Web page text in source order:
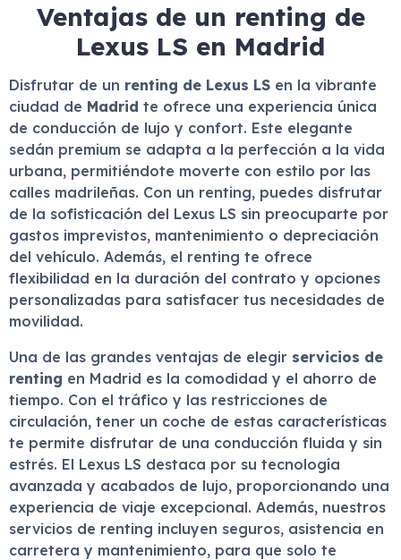
Ventajas de un renting de
Lexus LS en Madrid
Disfrutar de un renting de Lexus LS en la vibrante
ciudad de Madrid te ofrece una experiencia única
de conducción de lujo y confort. Este elegante
sedán premium se adapta a la perfección a la vida
urbana, permitiéndote moverte con estilo por las
calles madrileñas. Con un renting, puedes disfrutar
de la sofisticación del Lexus LS sin preocuparte por
gastos imprevistos, mantenimiento o depreciación
del vehículo. Además, el renting te ofrece
flexibilidad en la duración del contrato y opciones
personalizadas para satisfacer tus necesidades de
movilidad.
Una de las grandes ventajas de elegir servicios de
renting en Madrid es la comodidad y el ahorro de
tiempo. Con el tráfico y las restricciones de
circulación, tener un coche de estas características
te permite disfrutar de una conducción fluida y sin
estrés. El Lexus LS destaca por su tecnología
avanzada y acabados de lujo, proporcionando una
experiencia de viaje excepcional. Además, nuestros
servicios de renting incluyen seguros, asistencia en
carretera y mantenimiento, para que solo te